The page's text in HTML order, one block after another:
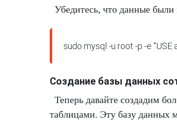
Убедитесь, что данные были
Создание базы данных
Теперь давайте создадим
таблицами. Эту базу данных